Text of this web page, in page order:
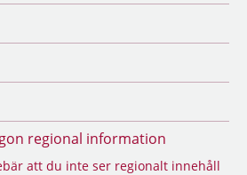
regional information
att du inte ser regionalt innehåll